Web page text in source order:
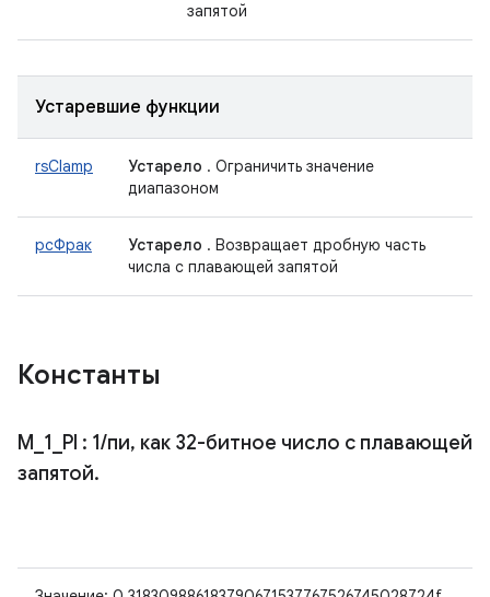
запятой
Устаревшие функции
rsClamp Устарело . Ограничить значение
диапазоном
рсФрак Устарело . Возвращает дробную часть
числа с плавающей запятой
Константы
M 1 PI : 1/пи, как 32-битное число с плавающей
запятой.